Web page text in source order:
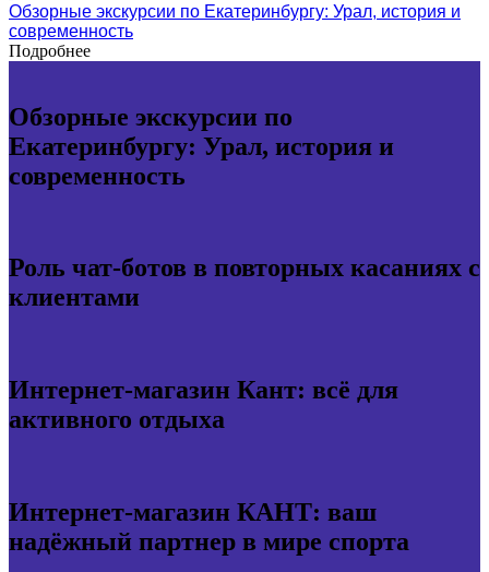
Обзорные экскурсии по Екатеринбургу: Урал, история и
современность
Подробнее
Обзорные экскурсии по
Екатеринбургу: Урал, история и
современность
Роль чат-ботов в повторных касаниях с
клиентами
Интернет-магазин Кант: всё для
активного отдыха
Интернет-магазин КАНТ: ваш
надёжный партнер в мире спорта